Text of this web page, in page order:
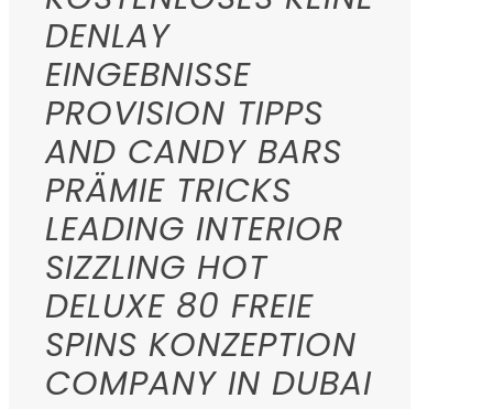
DENLAY
EINGEBNISSE
PROVISION TIPPS
AND CANDY BARS
PRÄMIE TRICKS
LEADING INTERIOR
SIZZLING HOT
DELUXE 80 FREIE
SPINS KONZEPTION
COMPANY IN DUBAI